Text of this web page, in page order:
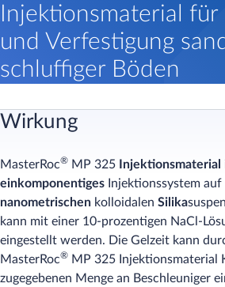
Injektionsmaterial
und Verfestigung
schluffiger Böden
Wirkung
MasterRoc® MP 325 Injektionsmaterial
einkomponentiges Injektionssystem
nanometrischen kolloidalen Silika
kann mit einer 10-prozentigen NaCl-
eingestellt werden. Die Gelzeit kann
MasterRoc® MP 325 Injektionsmaterial
zugegebenen Menge an Beschleuniger